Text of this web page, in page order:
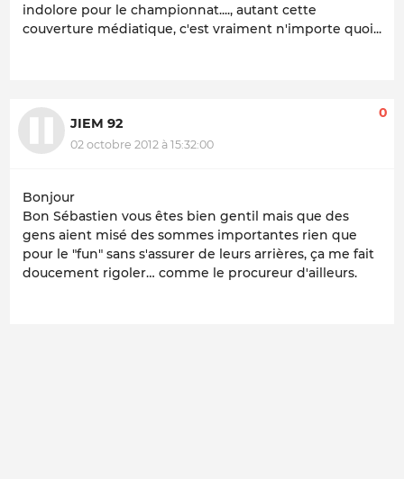
indolore pour le championnat...., autant cette
couverture médiatique, c'est vraiment n'importe quoi...
JIEM 92
02 octobre 2012 à 15:32:00
0
Bonjour
Bon Sébastien vous êtes bien gentil mais que des
gens aient misé des sommes importantes rien que
pour le "fun" sans s'assurer de leurs arrières, ça me fait
doucement rigoler… comme le procureur d'ailleurs.